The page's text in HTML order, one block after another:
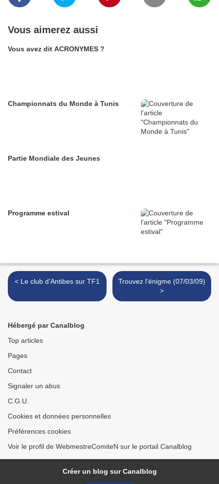
Vous aimerez aussi
Vous avez dit ACRONYMES ?
Championnats du Monde à Tunis
Partie Mondiale des Jeunes
Programme estival
< Le club d'Antibes sur TF1
Trouvez l'énigme (07/03/09)
>
Hébergé par Canalblog
Top articles
Pages
Contact
Signaler un abus
C.G.U.
Cookies et données personnelles
Préférences cookies
Voir le profil de WebmestreComiteN sur le portail Canalblog
Créer un blog sur Canalblog